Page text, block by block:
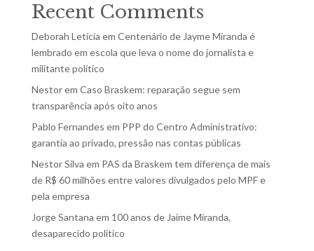
Recent Comments
Deborah Letícia em Centenário de Jayme Miranda é
lembrado em escola que leva o nome do jornalista e
militante político
Nestorem Caso Braskem: reparação segue sem
transparência após oito anos
Pablo Fernandes em PPP do Centro Administrativo:
garantia ao privado, pressão nas contas públicas
Nestor Silva em PAS da Braskem tem diferença de mais
de R$ 60 milhões entre valores divulgados pelo MPF e
pela empresa
Jorge Santana em 100 anos de Jaime Miranda,
desaparecido político